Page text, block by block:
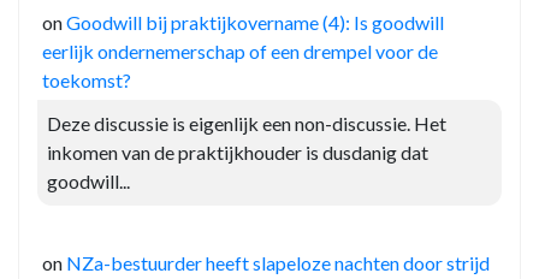
onGoodwill bij praktijkovername (4): Is goodwill
eerlijk ondernemerschap of een drempel voor de
toekomst?
Deze discussie is eigenlijk een non-discussie. Het
inkomen van de praktijkhouder is dusdanig dat
goodwill...
on NZa-bestuurder heeft slapeloze nachten door strijd